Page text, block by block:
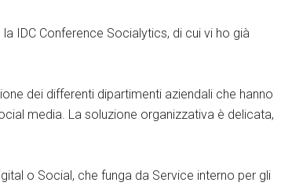
IDC Conference Socialytics, di cui vi ho già
dei differenti dipartimenti aziendali che hanno
media. La soluzione organizzativa è delicata,
o Social, che funga da Service interno per gli